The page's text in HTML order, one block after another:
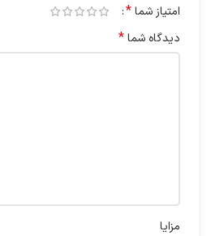
امتیاز شما*
دیدگاه شما*
مزایا